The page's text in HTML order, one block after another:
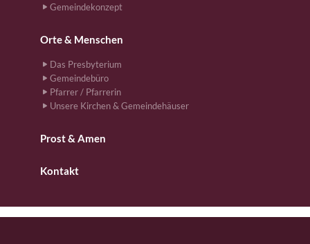
Gemeindekonzept
Orte & Menschen
Das Presbyterium
Gemeindebüro
Pfarrer / Pfarrerin
Unsere Kirchen & Gemeindehäuser
Prost & Amen
Kontakt